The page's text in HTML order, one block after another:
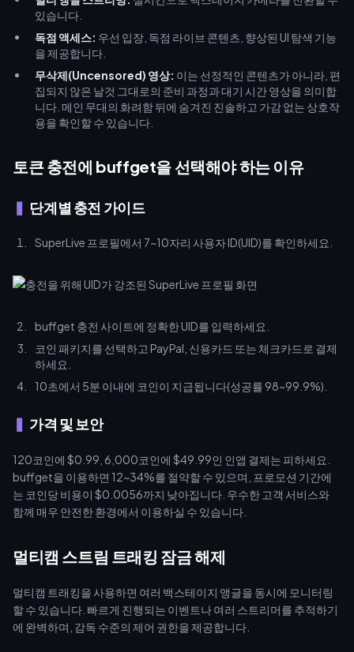
있습니다.
독점 액세스: 우선 입장, 독점 라이브 콘텐츠, 향상된 UI 탐색 기능
을 제공합니다.
무삭제(Uncensored) 영상: 이는 선정적인 콘텐츠가 아니라, 편
집되지 않은 날것 그대로의 준비 과정과 대기 시간 영상을 의미합
니다. 메인 무대의 화려함 뒤에 숨겨진 진솔하고 가감 없는 상호작
용을 확인할 수 있습니다.
토큰 충전에 buffget을 선택해야 하는 이유
단계별 충전 가이드
SuperLive 프로필에서 7~10자리 사용자 ID(UID)를 확인하세요.
buffget 충전 사이트에 정확한 UID를 입력하세요.
코인 패키지를 선택하고 PayPal, 신용카드 또는 체크카드로 결제
하세요.
10초에서 5분 이내에 코인이 지급됩니다(성공률 98~99.9%).
가격 및 보안
120코인에 $0.99, 6,000코인에 $49.99인 인앱 결제는 피하세요.
buffget을 이용하면 12~34%를 절약할 수 있으며, 프로모션 기간에
는 코인당 비용이 $0.0056까지 낮아집니다. 우수한 고객 서비스와
함께 매우 안전한 환경에서 이용하실 수 있습니다.
멀티캠 스트림 트래킹 잠금 해제
멀티캠 트래킹을 사용하면 여러 백스테이지 앵글을 동시에 모니터링
할 수 있습니다. 빠르게 진행되는 이벤트나 여러 스트리머를 추적하기
에 완벽하며, 감독 수준의 제어 권한을 제공합니다.